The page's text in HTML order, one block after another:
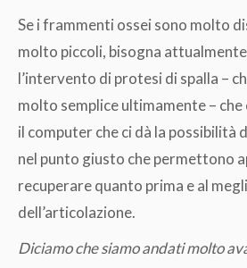
Se i frammenti ossei sono molto
molto piccoli, bisogna
l’intervento di protesi di spalla –
molto semplice ultimamente –
il computer che ci dà la possibilità
nel punto giusto che permettono
recuperare quanto prima e al
dell’articolazione.
Diciamo che siamo andati molto